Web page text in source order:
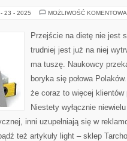
23 - 2025 MOŻLIWOŚĆ
Przejście na dietę nie jest
trudniej jest już na niej
ma tuszę. Naukowcy
boryka się połowa
że coraz to więcej klientów
Niestety wyłącznie
inni uzupełniają się w
też artykuły light – sklep